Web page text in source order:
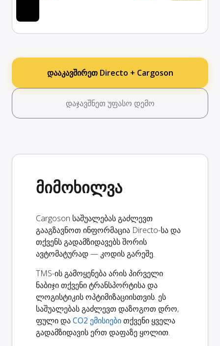
დააკავშირეთ Directo + Cargoson
დაჯავშნეთ უფასო დემო
მიმოხილვა
Cargoson საშუალებას გაძლევთ
გააგზავნოთ ინფორმაცია Directo-სა და
თქვენს გადამზიდავებს შორის
ავტომატურად — კოდის გარეშე.
TMS-ის გამოყენება არის პირველი
ნაბიჯი თქვენი ტრანსპორტისა და
ლოგისტიკის ოპტიმიზაციისთვის. ეს
საშუალებას გაძლევთ დაზოგოთ დრო,
ფული დაCO2 ემისიებითქვენი ყველა
გადამზიდავის ერთ დაფაზე ყოლით.